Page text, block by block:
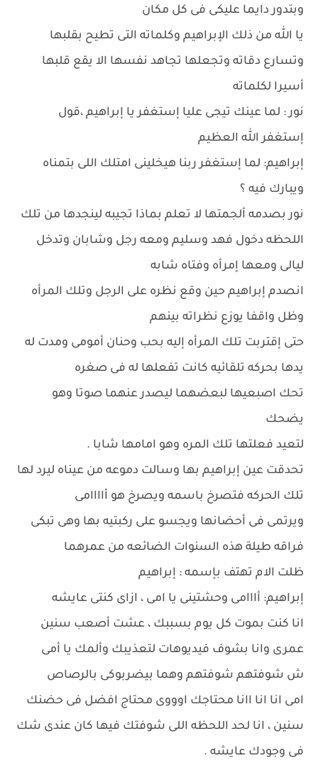
وبتدور دايما عليكى فى كل مكان
يا الله من ذلك الإبراهيم وكلماته التى تطيح بقلبها
وتسارع دقاته وتجعلها تجاهد نفسها الا يقع قلبها
أسيرا لكلماته
نور : لما عينك تيجى عليا إستغفر يا إبراهيم ،قول
إستغفر الله العظيم
إبراهيم: لما إستغفر ربنا هيخلينى امتلك اللى بتمناه
ويبارك فيه ؟
نور بصدمه ألجمتها لا تعلم بماذا تجيبه لينجدها من تلك
اللحظه دخول فهد وسليم ومعه رجل وشابان وتدخل
ليالى ومعها إمرأه وفتاه شابه
انصدم إبراهيم حين وقع نظره على الرجل وتلك المرأه
وظل واقفا يوزع نظراته بينهم
حتى إقتربت تلك المرأه إليه بحب وحنان أمومى ومدت له
يدها بحركه تلقائيه كانت تفعلها له فى صغره
تحك اصبعيها لبعضهما ليصدر عنهما صوتا وهو
يضحك
لتعيد فعلتها تلك المره وهو امامها شابا .
تحدقت عين إبراهيم بها وسالت دموعه من عيناه ليرد لها
تلك الحركه فتصرخ باسمه ويصرخ هو أاااامى
ويرتمى فى أحضانها ويجسو على ركبتيه بها وهى تبكى
فراقه طيلة هذه السنوات الضائعه من عمرهما
ظلت الام تهتف بإسمه : إبراهيم
إبراهيم: أااامى وحشتينى يا امى ، ازاى كنتى عايشه
انا كنت بموت كل يوم بسببك ، عشت أصعب سنين
عمرى وانا بشوف فيديوهات لتعذيبك وألمك يا أمى
ش شوفتهم شوفتهم وهما بيضربوكى بالرصاص
امى انا انا اانا محتاجك اوووى محتاج افضل فى حضنك
سنين ، انا لحد اللحظه اللى شوفتك فيها كان عندى شك
فى وجودك عايشه .